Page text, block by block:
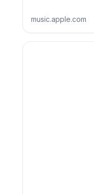
music.apple.com
Curriculum